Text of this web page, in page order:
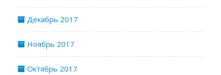
Декабрь 2017
Ноябрь 2017
Октябрь 2017